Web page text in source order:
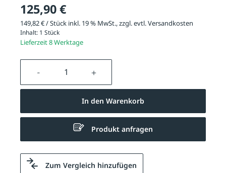
125,90 €
149,82 € / Stück inkl. 19 % MwSt., zzgl. evtl.Versandkosten
Inhalt: 1 Stück
Lieferzeit 8 Werktage
Produkt Anzahl: Gib den
In den Warenkorb
Produkt anfragen
Zum Vergleich hinzufügen